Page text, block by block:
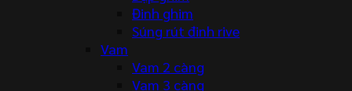
Đinh ghim
Súng rút đinh rive
Vam
Vam 2 càng
Vam 3 càng